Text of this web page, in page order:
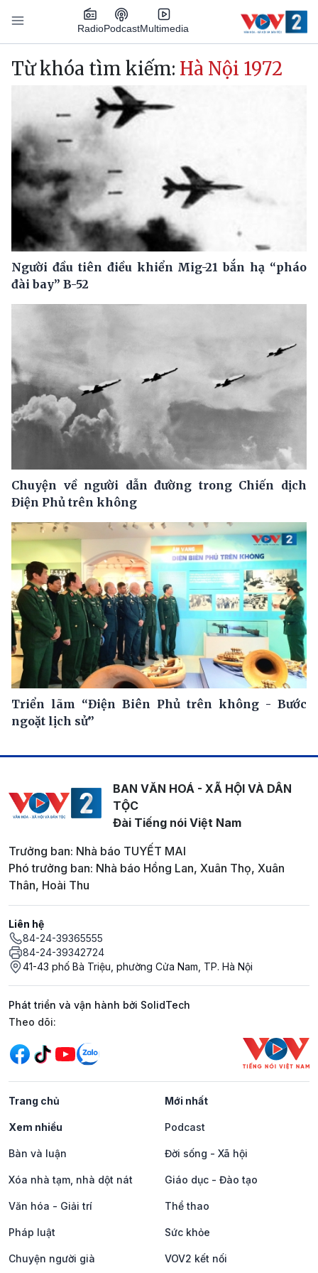
Nhảy đến nội dung
RadioPodcastMultimedia
Main navigation
Từ khóa tìm kiếm: Hà Nội 1972
Người đầu tiên điều khiển Mig-21 bắn hạ “pháo
đài bay” B-52
Chuyện về người dẫn đường trong Chiến dịch
Điện Phủ trên không
Triển lãm “Điện Biên Phủ trên không - Bước
ngoặt lịch sử”
BAN VĂN HOÁ - XÃ HỘI VÀ DÂN
TỘC
Đài Tiếng nói Việt Nam
Trưởng ban: Nhà báo TUYẾT MAI
Phó trưởng ban: Nhà báo Hồng Lan, Xuân Thọ, Xuân
Thân, Hoài Thu
Liên hệ
84-24-39365555
84-24-39342724
41-43 phố Bà Triệu, phường Cửa Nam, TP. Hà Nội
Phát triển và vận hành bởi SolidTech
Mạng xã hội
Theo dõi:
Trang chủ Mới nhất
Xem nhiều Podcast
Bàn và luận Đời sống - Xã hội
Xóa nhà tạm, nhà dột nát Giáo dục - Đào tạo
Văn hóa - Giải trí Thể thao
Pháp luật Sức khỏe
Chuyện người già VOV2 kết nối